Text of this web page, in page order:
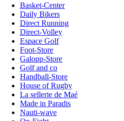
Basket-Center
Daily Bikers
Direct Running
Direct-Volley
Espace Golf
Foot-Store
Galopp-Store
Golf and co
Handball-Store
House of Rugby
La sellerie de Maé
Made in Paradis
Nauti-wave